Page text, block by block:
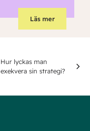
Läs mer
Hur lyckas man
exekvera sin strategi?